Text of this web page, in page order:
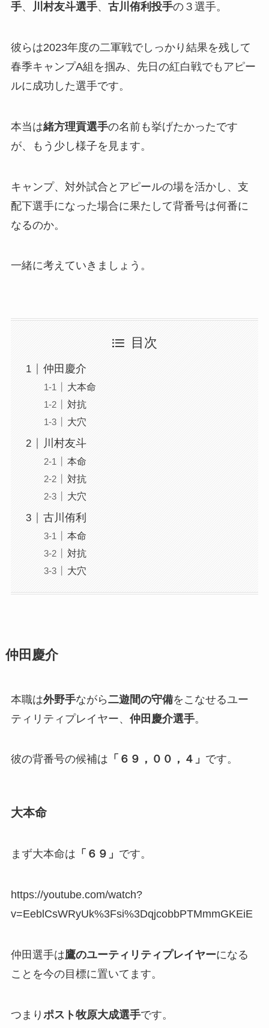
手、 川村友斗選手、 古川侑利投手の３選手。
彼らは2023年度の二軍戦でしっかり結果を残して
春季キャンプA組を掴み、先日の紅白戦でもアピー
ルに成功した選手です。
本当は緒方理貢選手の名前も挙げたかったです
が、もう少し様子を見ます。
キャンプ、対外試合とアピールの場を活かし、支
配下選手になった場合に果たして背番号は何番に
なるのか。
一緒に考えていきましょう。
目次
仲田慶介
大本命
対抗
大穴
川村友斗
本命
対抗
大穴
古川侑利
本命
対抗
大穴
仲田慶介
本職は外野手ながら二遊間の守備をこなせるユー
ティリティプレイヤー、 仲田慶介選手。
彼の背番号の候補は 「６９，００，４」 です。
大本命
まず大本命は 「６９」 です。
https://youtube.com/watch?
v=EeblCsWRyUk%3Fsi%3DqjcobbPTMmmGKEiE
仲田選手は鷹のユーティリティプレイヤーになる
ことを今の目標に置いてます。
つまり ポスト牧原大成選手です。